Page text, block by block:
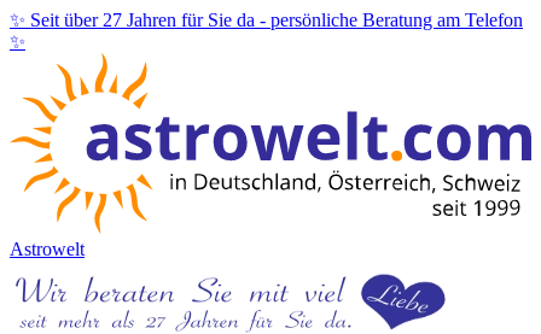
✨ Seit über 27 Jahren für Sie da - persönliche Beratung am Telefon
✨
Astrowelt